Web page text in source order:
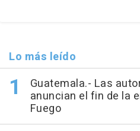
Lo más leído
Guatemala.- Las
anuncian el fin de la
Fuego